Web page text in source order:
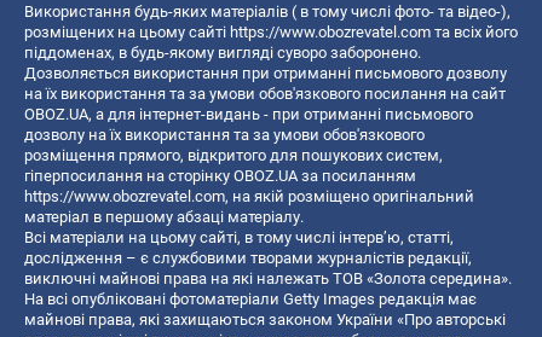
Використання будь-яких матеріалів ( в тому числі фото- та відео-),
розміщених на цьому сайті https://www.obozrevatel.com та всіх його
піддоменах, в будь-якому вигляді суворо заборонено.
Дозволяється використання при отриманні письмового дозволу
на їх використання та за умови обов'язкового посилання на сайт
OBOZ.UA, а для інтернет-видань - при отриманні письмового
дозволу на їх використання та за умови обов'язкового
розміщення прямого, відкритого для пошукових систем,
гіперпосилання на сторінку OBOZ.UA за посиланням
https://www.obozrevatel.com, на якій розміщено оригінальний
матеріал в першому абзаці матеріалу.
Всі матеріали на цьому сайті, в тому числі інтерв’ю, статті,
дослідження – є службовими творами журналістів редакції,
виключні майнові права на які належать ТОВ «Золота середина».
На всі опубліковані фотоматеріали Getty Images редакція має
майнові права, які захищаються законом України «Про авторські